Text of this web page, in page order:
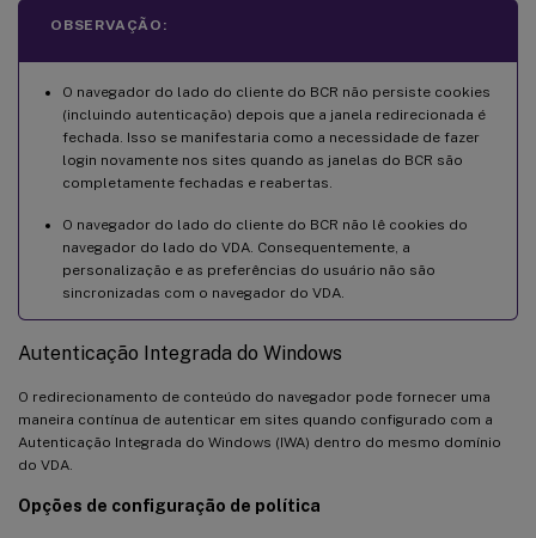
OBSERVAÇÃO:
O navegador do lado do cliente do BCR não persiste cookies
(incluindo autenticação) depois que a janela redirecionada é
fechada. Isso se manifestaria como a necessidade de fazer
login novamente nos sites quando as janelas do BCR são
completamente fechadas e reabertas.
O navegador do lado do cliente do BCR não lê cookies do
navegador do lado do VDA. Consequentemente, a
personalização e as preferências do usuário não são
sincronizadas com o navegador do VDA.
Autenticação Integrada do Windows
O redirecionamento de conteúdo do navegador pode fornecer uma
maneira contínua de autenticar em sites quando configurado com a
Autenticação Integrada do Windows (IWA) dentro do mesmo domínio
do VDA.
Opções de configuração de política